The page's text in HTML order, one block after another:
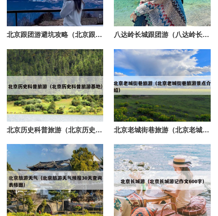
北京跟团游避坑攻略（北京跟团游真实评价） 八达岭长城跟团游（八达岭长城跟团一日游）
北京历史科普旅游（北京历史科普旅游基地） 北京老城街巷旅游（北京老城街巷旅游景点介绍）